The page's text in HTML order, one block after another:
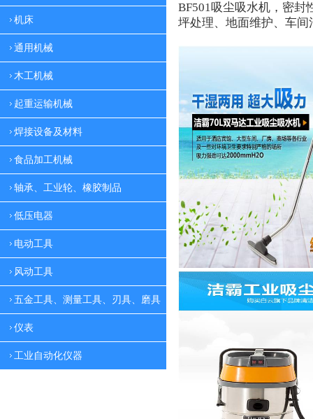
机床
通用机械
木工机械
起重运输机械
焊接设备及材料
食品加工机械
轴承、工业轮、橡胶制品
低压电器
电动工具
风动工具
五金工具、测量工具、刃具、磨具
仪表
工业自动化仪器
BF501吸尘吸水机，密封
坪处理、地面维护、车